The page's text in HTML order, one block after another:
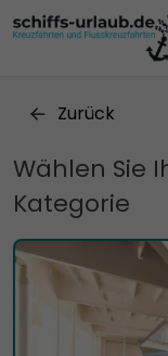
Zurück
Wählen Sie
Kategorie